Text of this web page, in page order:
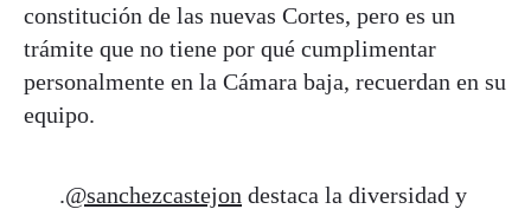
constitución de las nuevas Cortes, pero es un
trámite que no tiene por qué cumplimentar
personalmente en la Cámara baja, recuerdan en su
equipo.
.@sanchezcastejon destaca la diversidad y